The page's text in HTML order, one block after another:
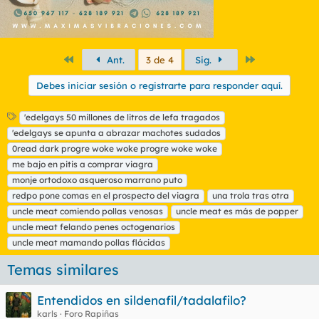
médico y que él decida la dosis y le dé las indicaciones
precisas. Si le sale bien, ya verá qué bien se lo pasa; si no, pues
de ahí, camine como ustec camele.
PrimeroAnt. 3 de 4 Sig.
Debes iniciar sesión o registrarte para responder aquí.
E
t
i
q
u
e
t
a
s
'edelgays 50 millones de litros de lefa tragados
'edelgays se apunta a abrazar machotes sudados
0read dark progre woke woke progre woke woke
me bajo en pitis a comprar viagra
monje ortodoxo asqueroso marrano puto
redpo pone comas en el prospecto del viagra
una trola tras otra
uncle meat comiendo pollas venosas
uncle meat es más de popper
uncle meat felando penes octogenarios
uncle meat mamando pollas flácidas
Temas similares
Entendidos en sildenafil/tadalafilo?
karls
Foro Rapiñas